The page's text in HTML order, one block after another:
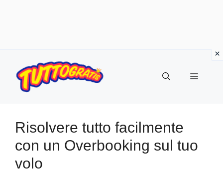
contenuto
Menu
Risolvere tutto facilmente
con un Overbooking sul tuo
volo